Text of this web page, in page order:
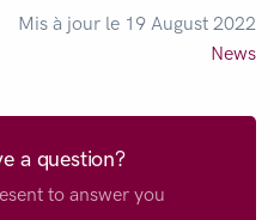
Mis à jour le 19 August 2022
News
a question?
to answer you